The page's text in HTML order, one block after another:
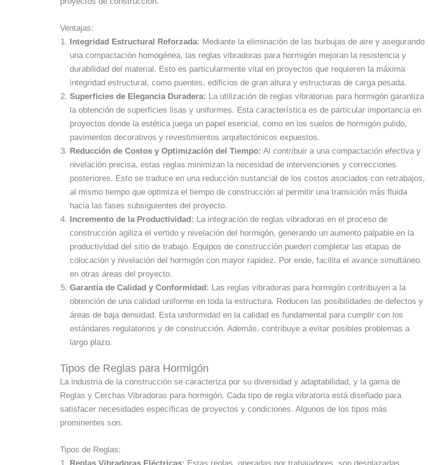
Ventajas:
Integridad Estructural Reforzada: Mediante la eliminación de las burbujas de aire y asegurando
una compactación homogénea, las reglas vibradoras para hormigón mejoran la resistencia y
durabilidad del material. Esto es particularmente vital en proyectos que requieren la máxima
integridad estructural, como puentes, edificios de gran altura y estructuras de carga pesada.
Superficies de Elegancia Duradera: La utilización de reglas vibratorias para hormigón garantiza
la obtención de superficies lisas y uniformes. Esta característica es de particular importancia en
proyectos donde la estética juega un papel esencial, como en los suelos de hormigón pulido,
pavimentos decorativos y revestimientos arquitectónicos expuestos.
Reducción de Costos y Optimización del Tiempo: Al contribuir a una compactación efectiva y
nivelación precisa, estas reglas minimizan la necesidad de intervenciones y correcciones
posteriores. Esto se traduce en una reducción sustancial de los costos asociados con retrabajos,
al mismo tiempo que optimiza el tiempo de construcción al permitir una transición más fluida
hacia las fases subsiguientes del proyecto.
Incremento de la Productividad: La integración de reglas vibradoras en el proceso de
construcción agiliza el vertido y nivelación del hormigón, generando un aumento palpable en la
productividad del sitio de trabajo. Equipos de construcción pueden completar las etapas de
colocación y nivelación del hormigón con mayor rapidez. Por ende, facilita el avance simultáneo
en otras áreas del proyecto.
Garantía de Calidad y Conformidad: Las reglas vibradoras para hormigón contribuyen a la
obtención de una calidad uniforme en toda la estructura. Reducen las posibilidades de defectos y
áreas de baja densidad. Esta uniformidad en la calidad es fundamental para cumplir con los
estándares regulatorios y de construcción. Además, contribuye a evitar posibles problemas a
largo plazo.
Tipos de Reglas para Hormigón
La industria de la construcción se caracteriza por su diversidad y adaptabilidad, y la gama de
Reglas y Cerchas Vibradoras para hormigón. Cada tipo de regla vibratoria está diseñado para
satisfacer necesidades específicas de proyectos y condiciones. Algunos de los tipos más
prominentes son.
Tipos de Reglas: